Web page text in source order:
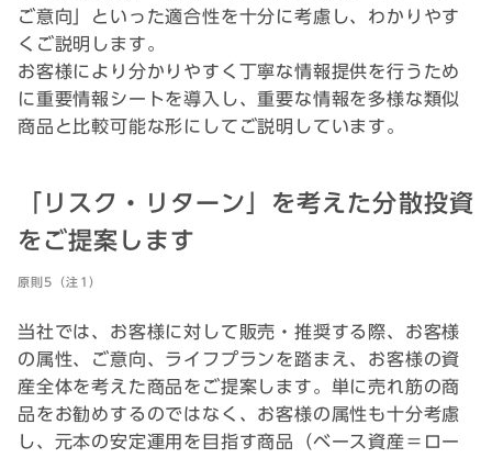
ご意向」といった適合性を十分に考慮し、わかりやす
くご説明します。
お客様により分かりやすく丁寧な情報提供を行うため
に重要情報シートを導入し、重要な情報を多様な類似
商品と比較可能な形にしてご説明しています。
「リスク・リターン」を考えた分散投資
をご提案します
原則5（注1）
当社では、お客様に対して販売・推奨する際、お客様
の属性、ご意向、ライフプランを踏まえ、お客様の資
産全体を考えた商品をご提案します。単に売れ筋の商
品をお勧めするのではなく、お客様の属性も十分考慮
し、元本の安定運用を目指す商品（ベース資産＝ロー